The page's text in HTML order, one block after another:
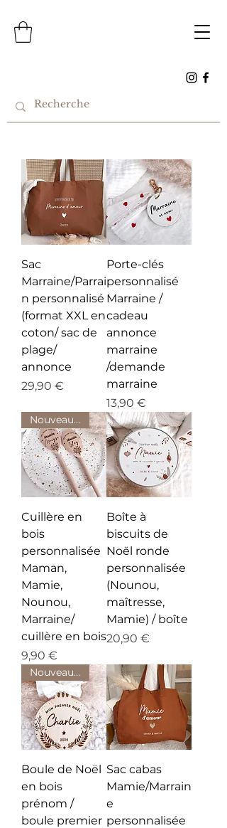
Sac
Marraine/Parrai
n personnalisé
(format XXL en
coton/ sac de
plage/
annonce
Prix
29,90 €
Porte-clés
personnalisé
Marraine /
cadeau
annonce
marraine
/demande
marraine
Prix
13,90 €
Nouveauté
Cuillère en
bois
personnalisée
Maman,
Mamie,
Nounou,
Marraine/
cuillère en bois
Prix
9,90 €
Boîte à
biscuits de
Noël ronde
personnalisée
(Nounou,
maîtresse,
Mamie) / boîte
Prix
20,90 €
Nouveauté
Boule de Noël
en bois
prénom /
boule premier
Sac cabas
Mamie/Marrain
e
personnalisée